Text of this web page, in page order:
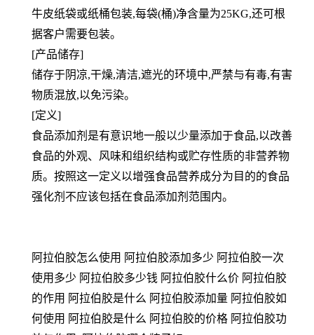
牛皮纸袋或纸桶包装,每袋(桶)净含量为25KG,还可根
据客户需要包装。
[产品储存]
储存于阴凉,干燥,清洁,遮光的环境中,严禁与有毒,有害
物质混放,以免污染。
[定义]
食品添加剂是有意识地一般以少量添加于食品,以改善
食品的外观、风味和组织结构或贮存性质的非营养物
质。按照这一定义以增强食品营养成分为目的的食品
强化剂不应该包括在食品添加剂范围内。
阿拉伯胶怎么使用 阿拉伯胶添加多少 阿拉伯胶一次
使用多少 阿拉伯胶多少钱 阿拉伯胶什么价 阿拉伯胶
的作用 阿拉伯胶是什么 阿拉伯胶添加量 阿拉伯胶如
何使用 阿拉伯胶是什么 阿拉伯胶的价格 阿拉伯胶功